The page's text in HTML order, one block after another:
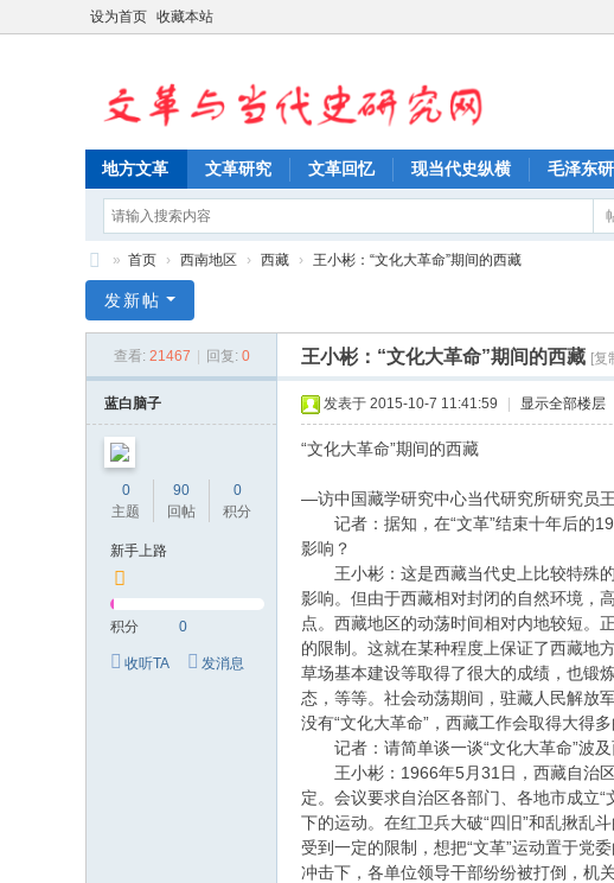
设为首页 收藏本站
地方文革 文革研究 文革回忆 现当代史纵横 毛泽东
革
» 首页 › 西南地区 › 西藏 › 王小彬：“文化大革命”期间的西藏
发新帖
查看: 21467 回复: 0 王小彬：“文化大革命”期间的西藏 [复
蓝白脑子
0
主题
90
回帖
0
积分
新手上路
积分 0
收听TA 发消息
发表于 2015-10-7 11:41:59 显示全部楼层
“文化大革命”期间的西藏
—访中国藏学研究中心当代研究所研究员
记者：据知，在“文革”结束十年后的
影响？
王小彬：这是西藏当代史上比较特殊的
影响。但由于西藏相对封闭的自然环境，
点。西藏地区的动荡时间相对内地较短。
的限制。这就在某种程度上保证了西藏地
草场基本建设等取得了很大的成绩，也锻
态，等等。社会动荡期间，驻藏人民解放
没有“文化大革命”，西藏工作会取得大得
记者：请简单谈一谈“文化大革命”波及
王小彬：1966年5月31日，西藏自治区
定。会议要求自治区各部门、各地市成立“
下的运动。在红卫兵大破“四旧”和乱揪乱
受到一定的限制，想把“文革”运动置于党
冲击下，各单位领导干部纷纷被打倒，机